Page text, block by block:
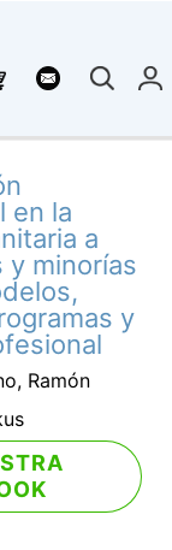
en la
a
y minorías
y
Ramón